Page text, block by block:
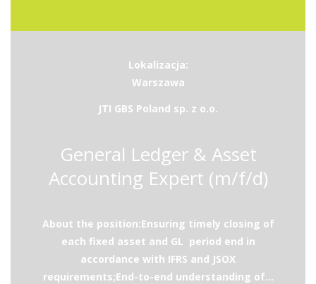
Lokalizacja:
Warszawa
JTI GBS Poland sp. z o.o.
General Ledger & Asset
Accounting Expert (m/f/d)
About the position:Ensuring timely closing of
each fixed asset and GL period end in
accordance with IFRS and JSOX
requirements;End-to-end understanding of...